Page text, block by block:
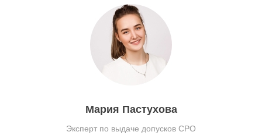
Мария Пастухова
Эксперт по выдаче допусков СРО